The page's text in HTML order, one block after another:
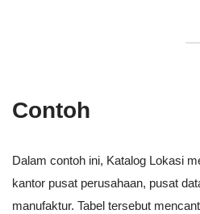
Contoh
Dalam contoh ini, Katalog Lokasi
kantor pusat perusahaan, pusat
manufaktur. Tabel tersebut